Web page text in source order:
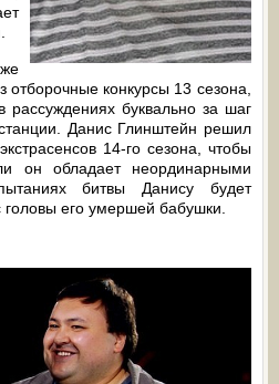
отборочные конкурсы 13 сезона,
рассуждениях буквально за шаг
Данис Глинштейн решил
14-го сезона, чтобы
он обладает неординарными
битвы Данису будет
головы его умершей бабушки.